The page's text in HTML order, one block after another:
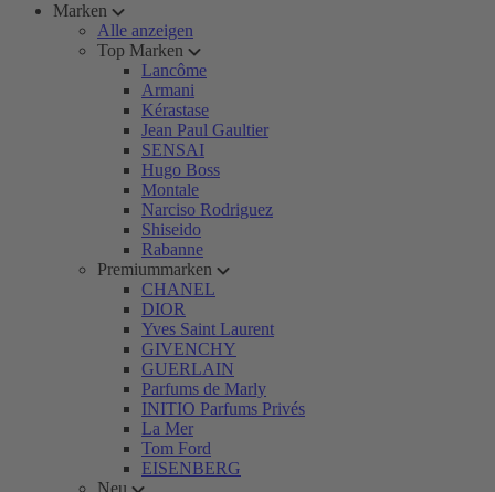
Marken
Alle anzeigen
Top Marken
Lancôme
Armani
Kérastase
Jean Paul Gaultier
SENSAI
Hugo Boss
Montale
Narciso Rodriguez
Shiseido
Rabanne
Premiummarken
CHANEL
DIOR
Yves Saint Laurent
GIVENCHY
GUERLAIN
Parfums de Marly
INITIO Parfums Privés
La Mer
Tom Ford
EISENBERG
Neu